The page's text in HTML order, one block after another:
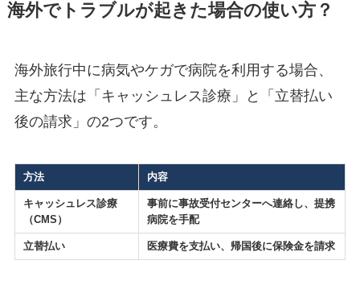
海外でトラブルが起きた場合の使い方？
海外旅行中に病気やケガで病院を利用する場合、
主な方法は「キャッシュレス診療」と「立替払い
後の請求」の2つです。
方法 内容
キャッシュレス診療
（CMS）
事前に事故受付センターへ連絡し、提携
病院を手配
立替払い 医療費を支払い、帰国後に保険金を請求